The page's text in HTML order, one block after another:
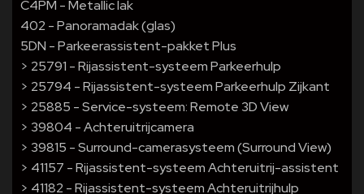
C4PM - Metallic lak
402 - Panoramadak (glas)
5DN - Parkeerassistent-pakket Plus
> 25791 - Rijassistent-systeem Parkeerhulp
> 25794 - Rijassistent-systeem Parkeerhulp Zijkant
> 25885 - Service-systeem: Remote 3D View
> 39804 - Achteruitrijcamera
> 39815 - Surround-camerasysteem (Surround View)
> 41157 - Rijassistent-systeem Achteruitrij-assistent
> 41182 - Rijassistent-systeem Achteruitrijhulp